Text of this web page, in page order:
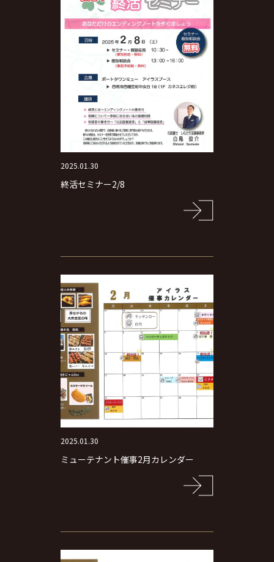
2025.01.30
終活セミナー2/8
2025.01.30
ミューテナント催事2月カレンダー